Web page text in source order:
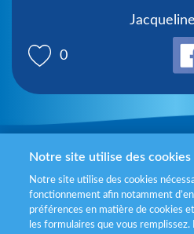
0
Mentions
Politiques de
Politique
Notre site utilise des cookies
Notre site utilise des cookies
fonctionnement afin notamment
préférences en matière de cookies
les formulaires que vous remplissez.